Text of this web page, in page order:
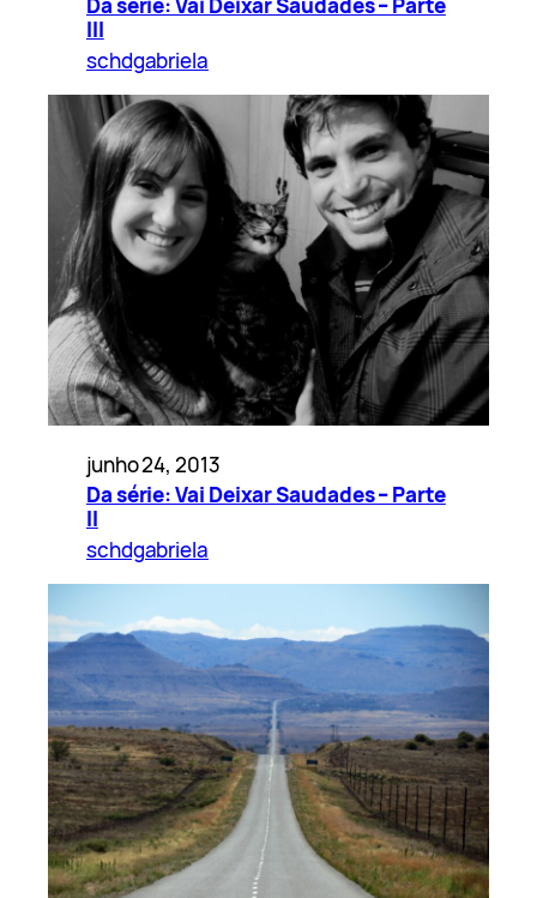
Da série: Vai Deixar Saudades – Parte
III
schdgabriela
junho 24, 2013
Da série: Vai Deixar Saudades – Parte
II
schdgabriela